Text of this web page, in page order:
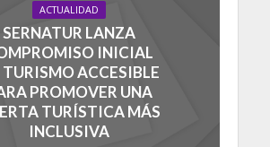
ACTUALIDAD
SERNATUR LANZA
INICIAL
TURISMO ACCESIBLE
PROMOVER UNA
TURÍSTICA MÁS
INCLUSIVA